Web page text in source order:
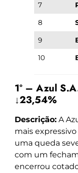
7
8
9
10
1º – Azul
↓23,54%
Descrição: A
mais
uma queda
com um
encerrou